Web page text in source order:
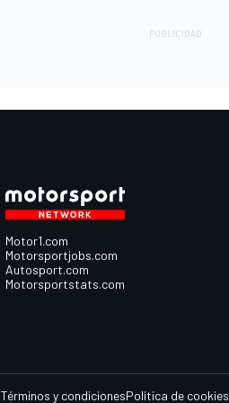
Motor1.com
Motorsportjobs.com
Autosport.com
Motorsportstats.com
Términos y condicionesPolítica de cookies